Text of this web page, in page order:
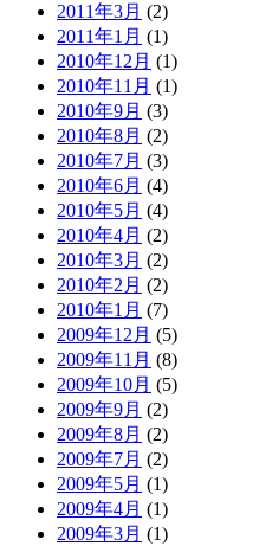
2011年3月 (2)
2011年1月 (1)
2010年12月 (1)
2010年11月 (1)
2010年9月 (3)
2010年8月 (2)
2010年7月 (3)
2010年6月 (4)
2010年5月 (4)
2010年4月 (2)
2010年3月 (2)
2010年2月 (2)
2010年1月 (7)
2009年12月 (5)
2009年11月 (8)
2009年10月 (5)
2009年9月 (2)
2009年8月 (2)
2009年7月 (2)
2009年5月 (1)
2009年4月 (1)
2009年3月 (1)